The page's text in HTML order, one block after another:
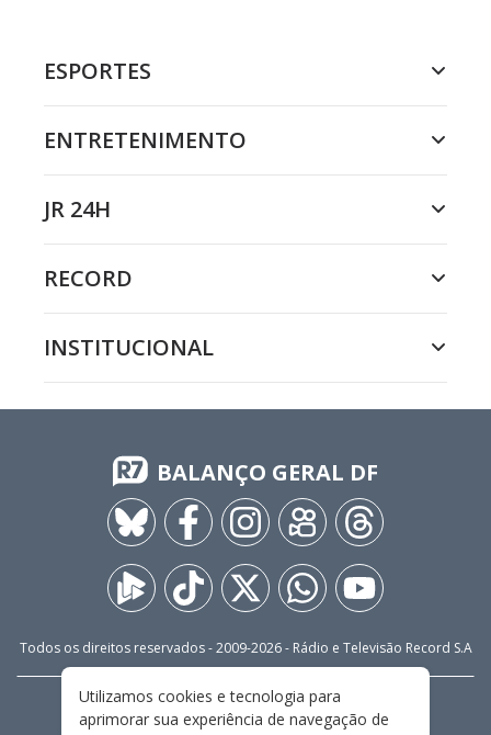
ESPORTES
ENTRETENIMENTO
JR 24H
RECORD
INSTITUCIONAL
BALANÇO GERAL DF
Todos os direitos reservados - 2009-2026- Rádio e Televisão Record S.A
FALE CONOSCO
PRIVACIDADE
Utilizamos cookies e tecnologia para
aprimorar sua experiência de navegação de